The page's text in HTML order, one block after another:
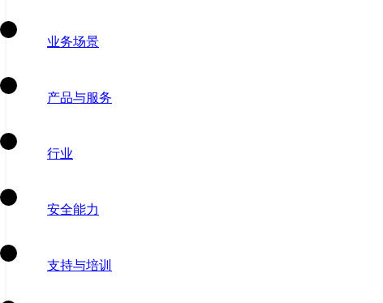
业务场景
产品与服务
行业
安全能力
支持与培训